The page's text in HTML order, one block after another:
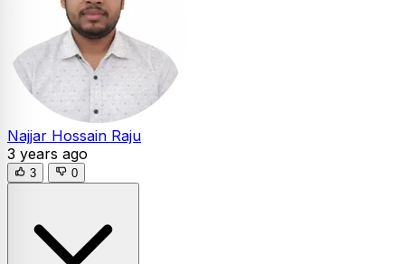
Najjar Hossain Raju
3 years ago
3 0